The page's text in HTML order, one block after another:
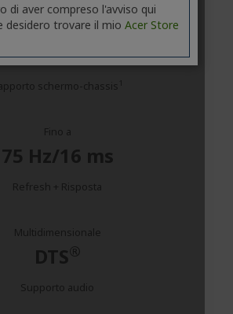
di aver compreso l'avviso qui
desidero trovare il mio Acer Store